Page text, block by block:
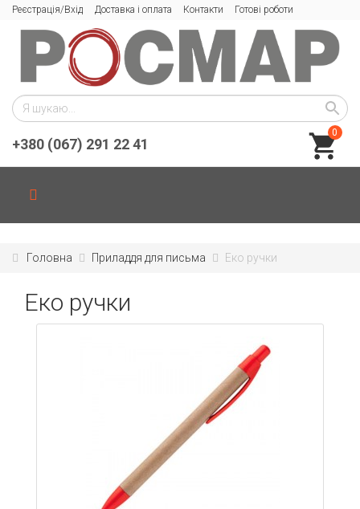
Реєстрація/Вхід Доставка і оплата Контакти Готові роботи
+380 (067) 291 22 41
0
Головна Приладдя для письма Еко ручки
Еко ручки